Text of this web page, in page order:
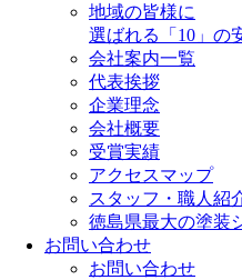
地域の皆様に
選ばれる「10」の
会社案内一覧
代表挨拶
企業理念
会社概要
受賞実績
アクセスマップ
スタッフ・職人紹
徳島県最大の塗装
お問い合わせ
お問い合わせ